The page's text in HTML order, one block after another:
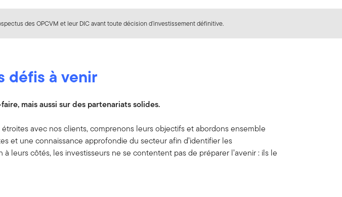
des OPCVM et leur DIC avant toute décision d’investissement définitive.
défis à venir
mais aussi sur des partenariats solides.
avec nos clients, comprenons leurs objectifs et abordons ensemble
et une connaissance approfondie du secteur afin d’identifier les
leurs côtés, les investisseurs ne se contentent pas de préparer l’avenir : ils le